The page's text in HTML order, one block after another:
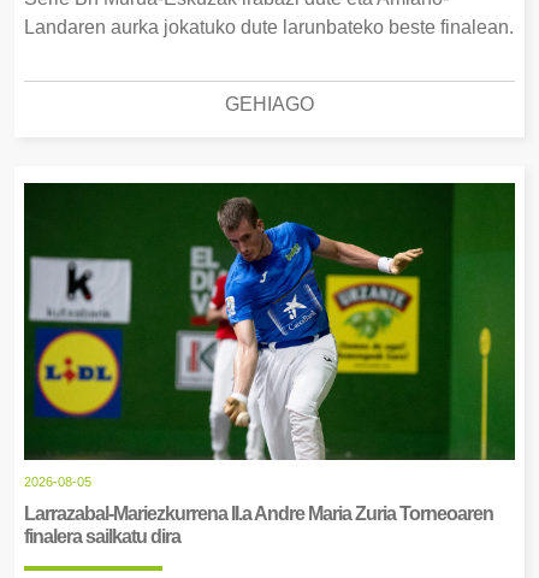
Landaren aurka jokatuko dute larunbateko beste finalean.
GEHIAGO
2026-08-05
Larrazabal-Mariezkurrena II.a Andre Maria Zuria Torneoaren
finalera sailkatu dira